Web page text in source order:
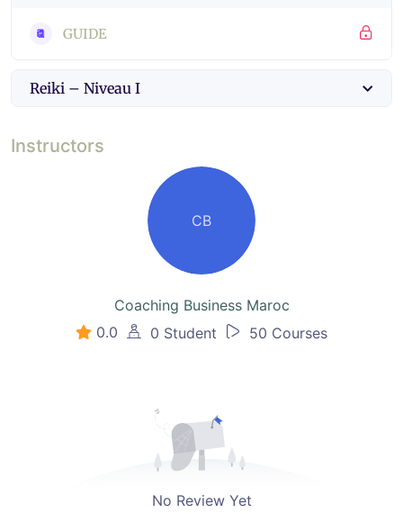
GUIDE
Reiki – Niveau I
Instructors
CB
Coaching Business Maroc
0.0
0 Student 50 Courses
No Review Yet